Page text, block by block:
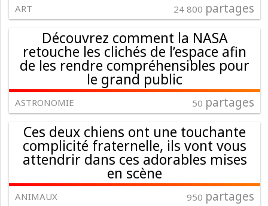
ART 24 800 partages
Découvrez comment la NASA
retouche les clichés de l’espace afin
de les rendre compréhensibles pour
le grand public
ASTRONOMIE 50 partages
Ces deux chiens ont une touchante
complicité fraternelle, ils vont vous
attendrir dans ces adorables mises
en scène
ANIMAUX 950 partages